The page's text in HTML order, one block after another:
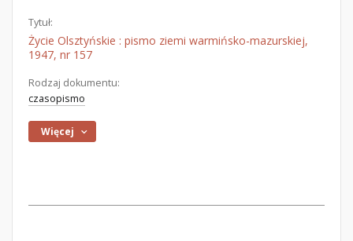
Tytuł:
Życie Olsztyńskie : pismo ziemi warmińsko-mazurskiej,
1947, nr 157
Rodzaj dokumentu:
czasopismo
Więcej